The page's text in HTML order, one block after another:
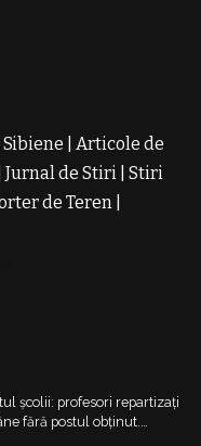
Articole de
Jurnal de Stiri Stiri
de Teren
școlii: profesori repartizați
fără postul obținut.
din 20 august